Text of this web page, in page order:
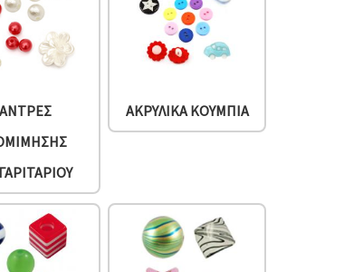
ΑΚΡΥΛΙΚΆ ΚΟΥΜΠΙΆ